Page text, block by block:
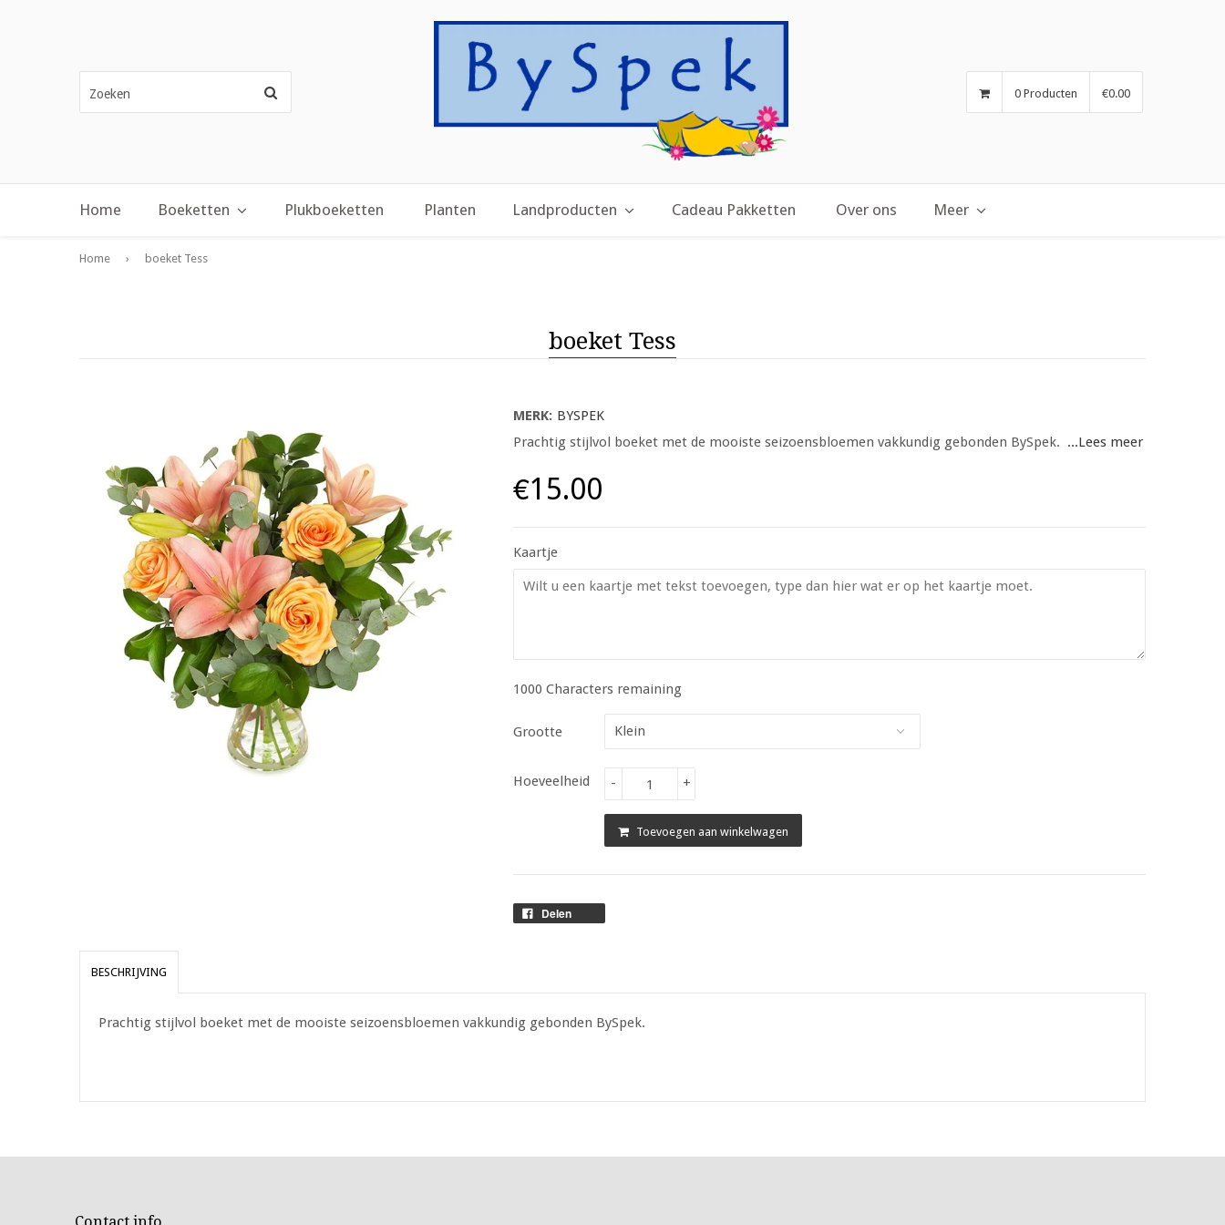
0 Producten €0.00
Home Boeketten Plukboeketten Planten Landproducten Cadeau Pakketten Over ons Meer
Home › boeket Tess
boeket Tess
MERK: BYSPEK
Prachtig stijlvol boeket met de mooiste seizoensbloemen vakkundig gebonden BySpek. ...Lees meer
€15.00
Kaartje
1000 Characters remaining
Grootte
Hoeveelheid +
-
Toevoegen aan winkelwagen
Delen
BESCHRIJVING
Prachtig stijlvol boeket met de mooiste seizoensbloemen vakkundig gebonden BySpek.
Contact info